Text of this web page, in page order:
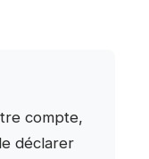
compte,
déclarer